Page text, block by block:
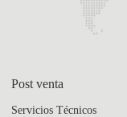
Post venta
Servicios Técnicos